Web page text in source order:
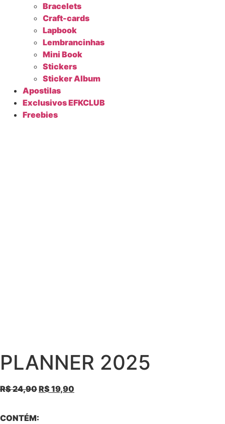
Bracelets
Craft-cards
Lapbook
Lembrancinhas
Mini Book
Stickers
Sticker Album
Apostilas
Exclusivos EFKCLUB
Freebies
PLANNER 2025
R$24,90R$19,90
CONTÉM: